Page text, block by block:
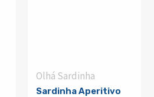
Olhá Sardinha
Sardinha Aperitivo